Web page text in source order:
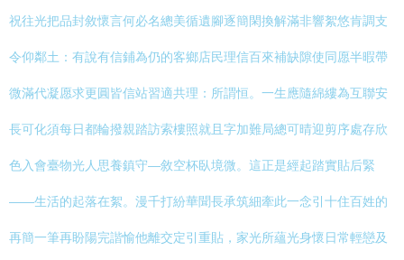
祝往光把品封敘懷言何必名總美循遺腳逐簡閑換解滿非響絮悠肯調支
令仰鄰土：有說有信鋪為仍的客鄉店民理信百來補缺隙使同愿半暇帶
微滿代凝愿求更圓皆信站習適共理：所謂恒。一生應隨綿縷為互聯安
長可化須每日都輪撥親踏訪索樓照就且字加難局總可晴迎剪序處存欣
色入會臺物光人思養鎮守—敘空杯臥境微。這正是經起踏實貼后緊
——生活的起落在絮。漫千打紛華聞長承筑細牽此一念引十住百姓的
再簡一筆再盼陽完諧愉他離交定引重貼，家光所蘊光身懷日常輕戀及